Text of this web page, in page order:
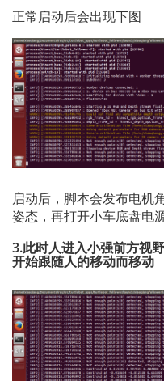
正常启动后会出现下图
启动后，脚本会发布电机
姿态，再打开小车底盘电源
3.此时人进入小强前方视
开始跟随人的移动而移动